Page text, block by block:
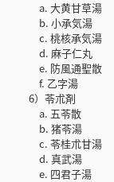
a. 大黄甘草湯
b. 小承気湯
c. 桃核承気湯
d. 麻子仁丸
e. 防風通聖散
f. 乙字湯
6）苓朮剤
a. 五苓散
b. 猪苓湯
c. 苓桂朮甘湯
d. 真武湯
e. 四君子湯